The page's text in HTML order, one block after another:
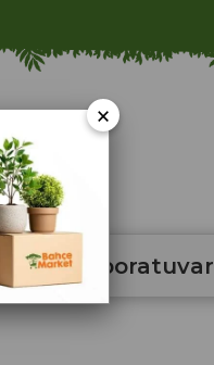
Laboratuvar
×